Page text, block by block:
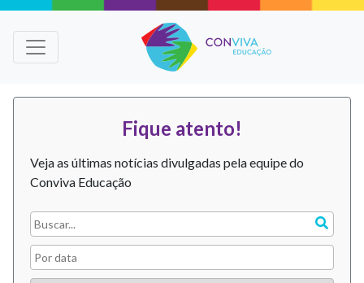
Fique atento!
Veja as últimas notícias divulgadas pela equipe do
Conviva Educação